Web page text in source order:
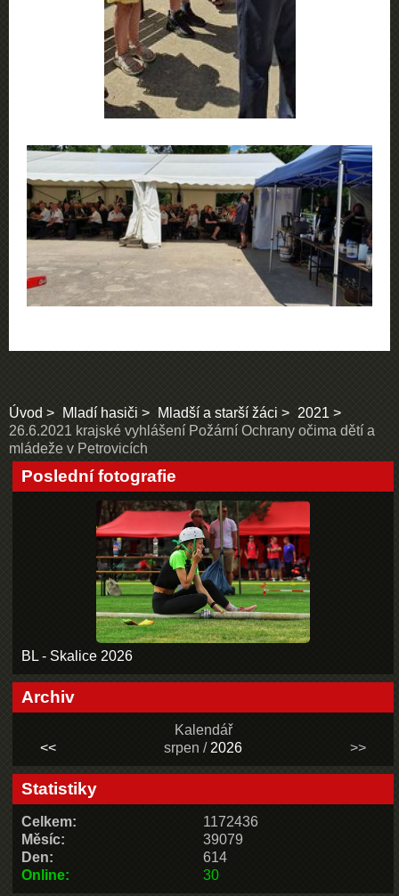
Úvod Mladí hasiči Mladší a starší žáci
2021
26.6.2021 krajské vyhlášení Požární Ochrany očima dětí a
mládeže v Petrovicích
Poslední fotografie
BL - Skalice 2026
Archiv
Kalendář
<<
srpen / 2026 >>
Statistiky
Online: 30
Celkem:
1172436
Měsíc:
39079
Den:
614